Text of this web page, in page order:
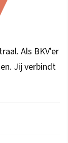
Als BKV'er
Jij verbindt